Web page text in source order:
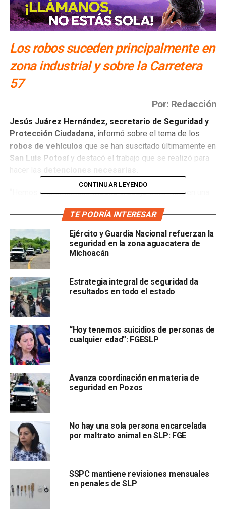
Los robos suceden principalmente en
zona industrial y sobre la Carretera
57
Por: Redacción
Jesús Juárez Hernández, secretario de Seguridad y
Protección Ciudadana, informó sobre el tema de los
robos de vehículos que se han suscitado últimamente en
San Luis Potosíy destacó el trabajo que se realizó para
“Hemos implementadomucho trabajoeste mes, en una
dando la estadística del mes de mayo. En este mes, tanto
las autoridades estatales como las federales
han
logrado desarticular varias células de robo de
autotransporte”,aseguró.
El secretario también detalló que este delito lo atienden
principalmente laGuardia Nacional y la Fiscalía General
de la República (FGR)
en la Carretera 57
mientras que
ellos.
Finalmente, Juárez Hernández afirmó que la
Investigación (PDI)
la misma materia.
“Uno desarticulando una célula y la otra recuperando en
CONTINUAR LEYENDO
TE PODRÍA INTERESAR
Ejército y Guardia Nacional refuerzan la
seguridad en la zona aguacatera de
Michoacán
Estrategia integral de seguridad da
resultados en todo el estado
“Hoy tenemos suicidios de personas de
cualquier edad”: FGESLP
Avanza coordinación en materia de
seguridad en Pozos
No hay una sola persona encarcelada
por maltrato animal en SLP: FGE
SSPC mantiene revisiones mensuales
en penales de SLP